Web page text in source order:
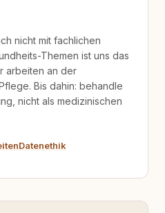
nicht mit fachlichen
Themen ist uns das
arbeiten an der
Bis dahin: behandle
nicht als medizinischen
Datenethik